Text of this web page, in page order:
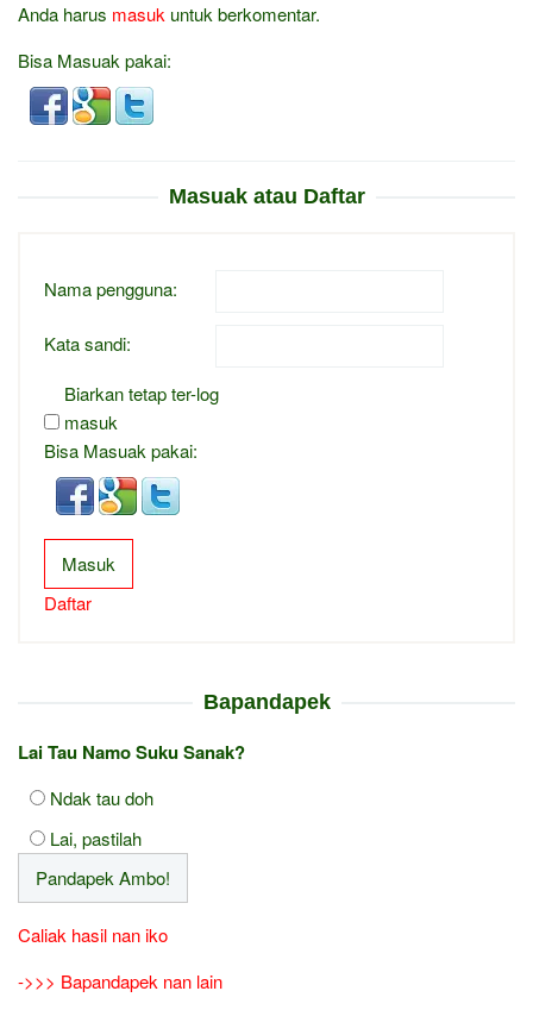
Anda harus masuk untuk berkomentar.
Bisa Masuak pakai:
Masuak atau Daftar
Nama pengguna:
Kata sandi:
Biarkan tetap ter-log
masuk
Bisa Masuak pakai:
Masuk
Daftar
Bapandapek
Lai Tau Namo Suku Sanak?
Ndak tau doh
Lai, pastilah
Caliak hasil nan iko
->>> Bapandapek nan lain